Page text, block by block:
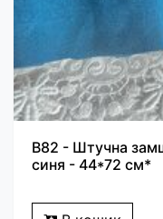
B82 - Штучна
синя - 44*72 см*